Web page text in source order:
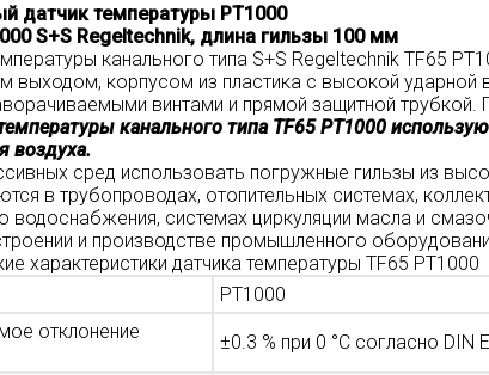
датчик температуры PT1000
S+S Regeltechnik, длина гильзы 100 мм
канального типа S+S Regeltechnik TF65
выходом, корпусом из пластика с высокой ударной
винтами и прямой защитной трубкой.
канального типа TF65 PT1000
воздуха.
сред использовать погружные гильзы из
в трубопроводах, отопительных системах,
водоснабжения, системах циркуляции масла и
и производстве промышленного
характеристики датчика температуры TF65 PT1000
PT1000
отклонение
±0.3 % при 0 °C согласно DIN